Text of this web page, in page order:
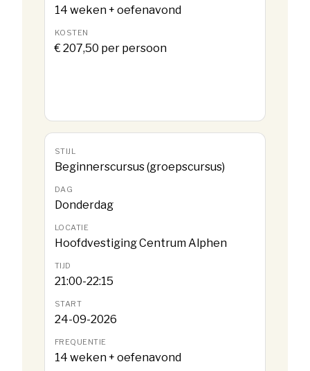
14 weken + oefenavond
€ 207,50 per persoon
Beginnerscursus (groepscursus)
Donderdag
Hoofdvestiging Centrum Alphen
21:00-22:15
24-09-2026
14 weken + oefenavond